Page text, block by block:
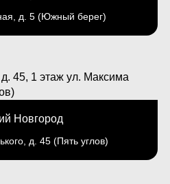
д. 5 (Южный берег)
Новгород
д. 45 (Пять углов)